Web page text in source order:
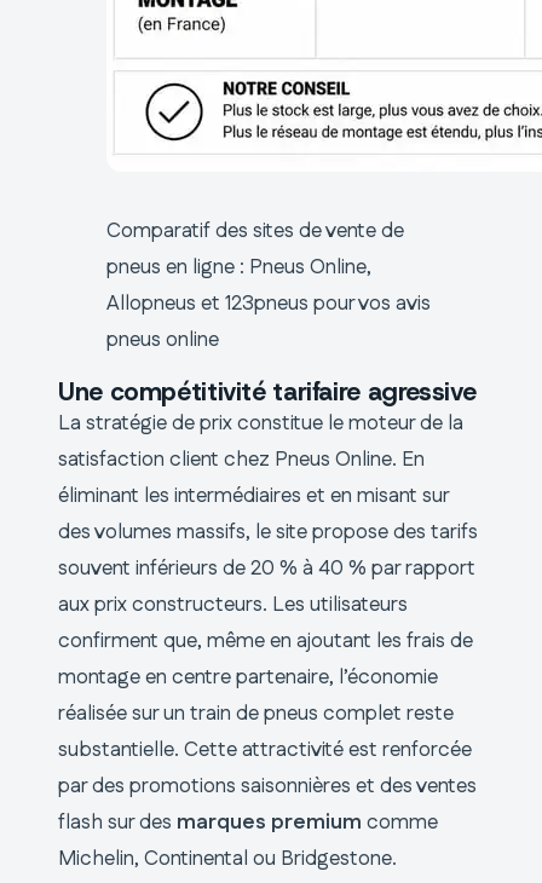
Comparatif des sites de vente de
pneus en ligne : Pneus Online,
Allopneus et 123pneus pour vos avis
pneus online
Une compétitivité tarifaire agressive
La stratégie de prix constitue le moteur de la
satisfaction client chez Pneus Online. En
éliminant les intermédiaires et en misant sur
des volumes massifs, le site propose des tarifs
souvent inférieurs de 20 % à 40 % par rapport
aux prix constructeurs. Les utilisateurs
confirment que, même en ajoutant les frais de
montage en centre partenaire, l’économie
réalisée sur un train de pneus complet reste
substantielle. Cette attractivité est renforcée
par des promotions saisonnières et des ventes
flash sur des marques premium comme
Michelin, Continental ou Bridgestone.